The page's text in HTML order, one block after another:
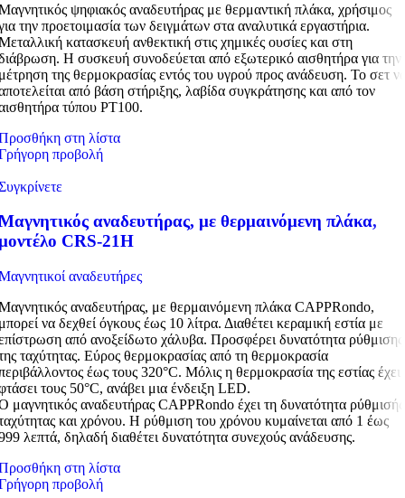
ψηφιακός αναδευτήρας με θερμαντική πλάκα, χρήσιμος
την προετοιμασία των δειγμάτων στα αναλυτικά εργαστήρια.
κατασκευή ανθεκτική στις χημικές ουσίες και στη
Η συσκευή συνοδεύεται από εξωτερικό αισθητήρα για την
της θερμοκρασίας εντός του υγρού προς ανάδευση. Το σετ
από βάση στήριξης, λαβίδα συγκράτησης και από τον
τύπου PT100.
στη λίστα
προβολή
αναδευτήρας, με θερμαινόμενη πλάκα,
CRS-21H
αναδευτήρες
αναδευτήρας, με θερμαινόμενη πλάκα CAPPRondo,
να δεχθεί όγκους έως 10 λίτρα. Διαθέτει κεραμική εστία με
από ανοξείδωτο χάλυβα. Προσφέρει δυνατότητα ρύθμισης
ταχύτητας. Εύρος θερμοκρασίας από τη θερμοκρασία
έως τους 320°C. Μόλις η θερμοκρασία της εστίας έχει
τους 50°C, ανάβει μια ένδειξη LED.
μαγνητικός αναδευτήρας CAPPRondo έχει τη δυνατότητα ρύθμισής
και χρόνου. Η ρύθμιση του χρόνου κυμαίνεται από 1 έως
λεπτά, δηλαδή διαθέτει δυνατότητα συνεχούς ανάδευσης.
στη λίστα
προβολή